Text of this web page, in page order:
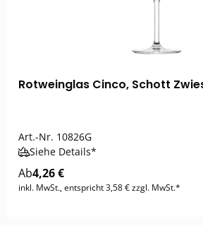
Rotweinglas Cinco, Schott
Art.-Nr. 10826G
Siehe Details*
Ab4,26 €
inkl. MwSt., entspricht 3,58 € zzgl. MwSt.*